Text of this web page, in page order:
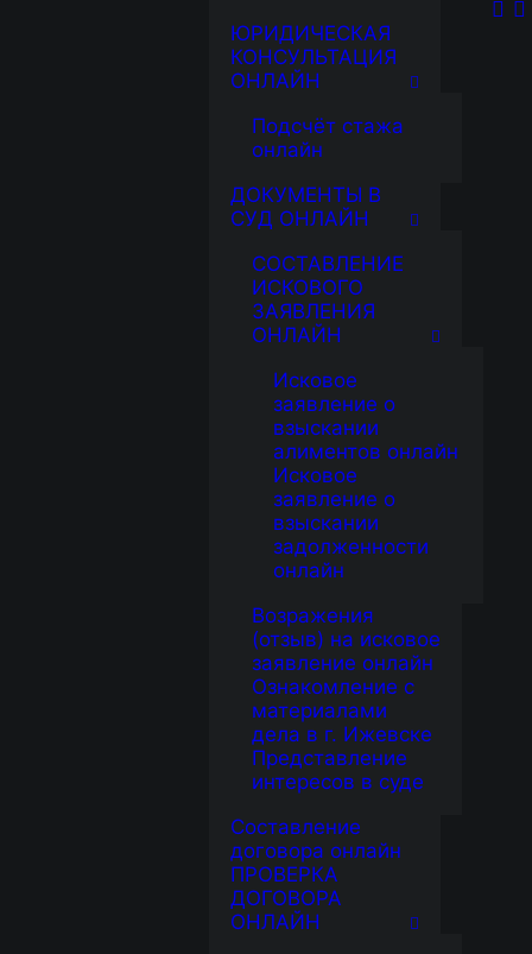
ЮРИДИЧЕСКАЯ
КОНСУЛЬТАЦИЯ
ОНЛАЙН
Подсчёт стажа
онлайн
ДОКУМЕНТЫ В
СУД ОНЛАЙН
СОСТАВЛЕНИЕ
ИСКОВОГО
ЗАЯВЛЕНИЯ
ОНЛАЙН
Исковое
заявление о
взыскании
алиментов онлайн
Исковое
заявление о
взыскании
задолженности
онлайн
Возражения
(отзыв) на исковое
заявление онлайн
Ознакомление с
материалами
дела в г. Ижевске
Представление
интересов в суде
Составление
договора онлайн
ПРОВЕРКА
ДОГОВОРА
ОНЛАЙН